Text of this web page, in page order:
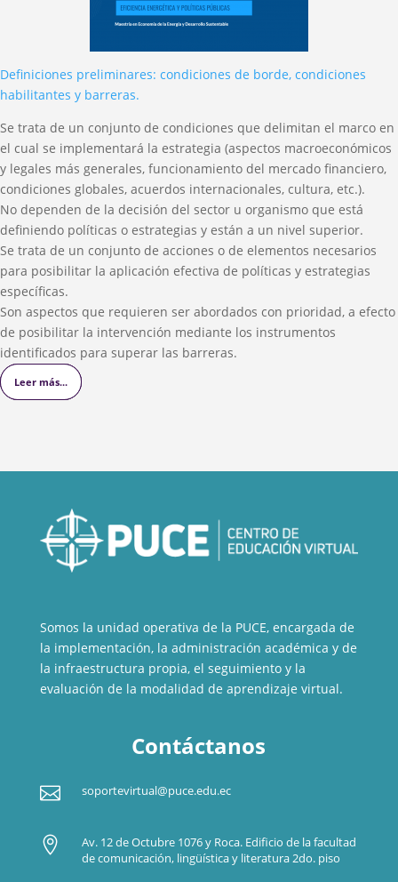
Leer más...
Leer más...
Definiciones preliminares: condiciones de borde, condiciones
habilitantes y barreras.
Se trata de un conjunto de condiciones que delimitan el marco en
el cual se implementará la estrategia (aspectos macroeconómicos
y legales más generales, funcionamiento del mercado financiero,
condiciones globales, acuerdos internacionales, cultura, etc.).
No dependen de la decisión del sector u organismo que está
definiendo políticas o estrategias y están a un nivel superior.
Se trata de un conjunto de acciones o de elementos necesarios
para posibilitar la aplicación efectiva de políticas y estrategias
específicas.
Son aspectos que requieren ser abordados con prioridad, a efecto
de posibilitar la intervención mediante los instrumentos
identificados para superar las barreras.
Leer más...
Somos la unidad operativa de la PUCE, encargada de
la implementación, la administración académica y de
la infraestructura propia, el seguimiento y la
evaluación de la modalidad de aprendizaje virtual.
Contáctanos
 soportevirtual@puce.edu.ec

Av. 12 de Octubre 1076 y Roca. Edificio de la facultad
de comunicación, lingüística y literatura 2do. piso